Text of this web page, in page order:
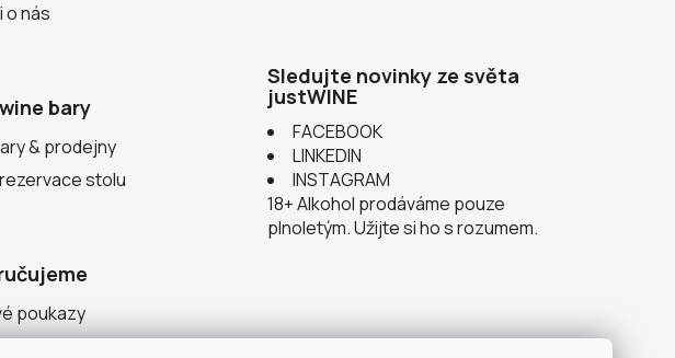
o nás
bary
& prodejny
stolu
poukazy
v justWINE
Sledujte novinky ze světa
justWINE
FACEBOOK
LINKEDIN
INSTAGRAM
18+ Alkohol prodáváme pouze
plnoletým. Užijte si ho s rozumem.